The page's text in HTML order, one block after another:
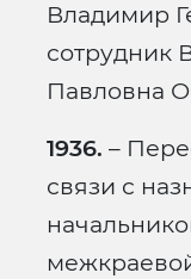
Владимир
сотрудник
Павловна
1936. –
связи с